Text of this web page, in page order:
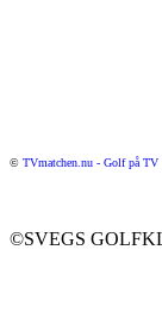
© TVmatchen.nu - Golf på TV
©SVEGS